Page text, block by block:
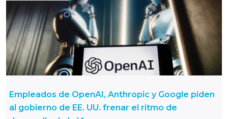
Empleados de OpenAI, Anthropic y Google piden
al gobierno de EE. UU. frenar el ritmo de